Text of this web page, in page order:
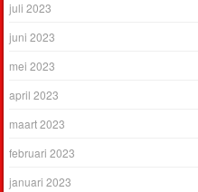
juli 2023
juni 2023
mei 2023
april 2023
maart 2023
februari 2023
januari 2023